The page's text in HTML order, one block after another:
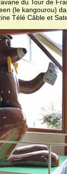
du Tour de
(le kangourou)
Télé Câble et